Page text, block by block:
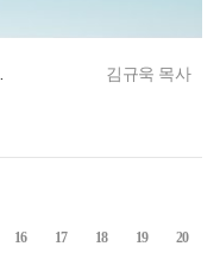
김규욱 목사
16 17 18 19 20